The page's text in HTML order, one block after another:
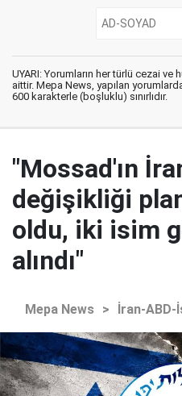
UYARI: Yorumların her türlü cezai
aittir. Mepa News, yapılan
600 karakterle (boşluklu) sınırlıdır.
"Mossad'ın
değişikliği
oldu, iki isim
alındı"
Mepa News > İran-ABD-